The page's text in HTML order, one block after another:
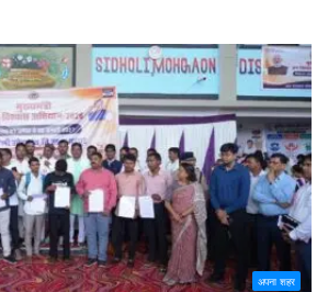
अपना शहर